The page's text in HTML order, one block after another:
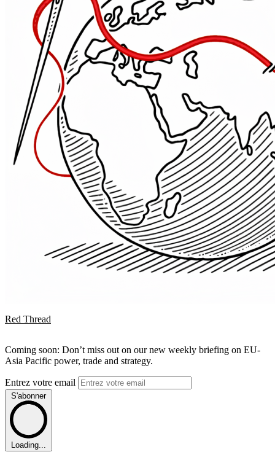
Red Thread
Coming soon: Don’t miss out on our new weekly briefing on EU-
Asia Pacific power, trade and strategy.
Entrez votre email
S'abonner
Loading...